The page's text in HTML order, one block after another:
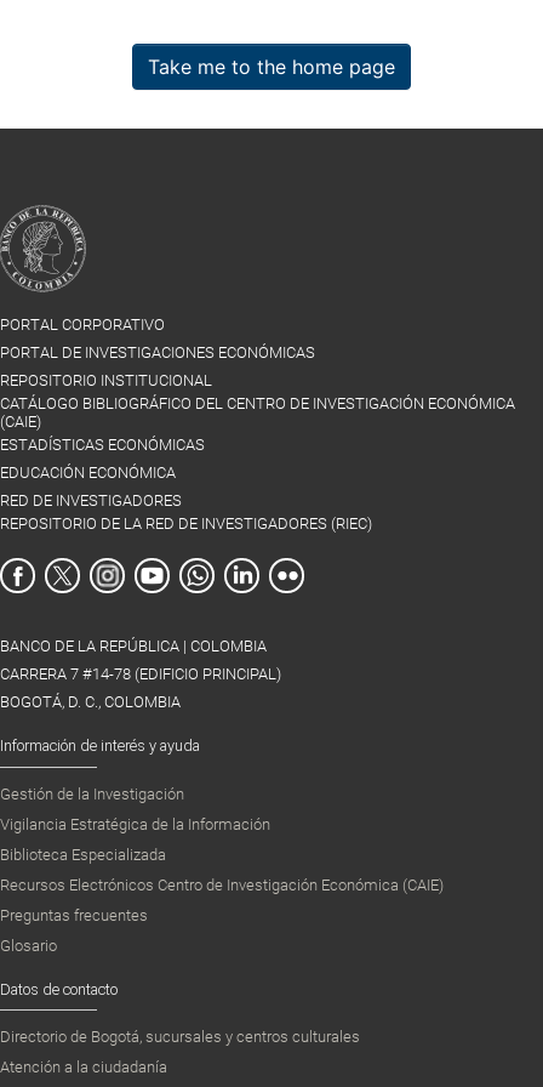
Take me to the home page
PORTAL CORPORATIVO
PORTAL DE INVESTIGACIONES ECONÓMICAS
REPOSITORIO INSTITUCIONAL
CATÁLOGO BIBLIOGRÁFICO DEL CENTRO DE INVESTIGACIÓN ECONÓMICA
(CAIE)
ESTADÍSTICAS ECONÓMICAS
EDUCACIÓN ECONÓMICA
RED DE INVESTIGADORES
REPOSITORIO DE LA RED DE INVESTIGADORES (RIEC)
BANCO DE LA REPÚBLICA | COLOMBIA
CARRERA 7 #14-78 (EDIFICIO PRINCIPAL)
BOGOTÁ, D. C., COLOMBIA
Información de interés y ayuda
Gestión de la Investigación
Vigilancia Estratégica de la Información
Biblioteca Especializada
Recursos Electrónicos Centro de Investigación Económica (CAIE)
Preguntas frecuentes
Glosario
Datos de contacto
Directorio de Bogotá, sucursales y centros culturales
Atención a la ciudadanía